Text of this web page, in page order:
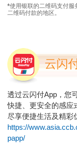
*使用银联的二维码支付服
二维码付款的地区。
云闪
透过云闪付App，您
快捷、更安全的感应
尽享便捷生活及精彩
https://
papp/